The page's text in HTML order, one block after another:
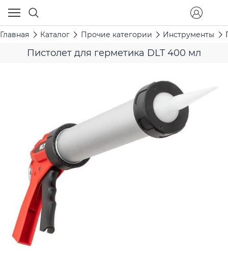
Главная Каталог Прочие категории Инструменты
Пистолет для герметика DLT 400 мл